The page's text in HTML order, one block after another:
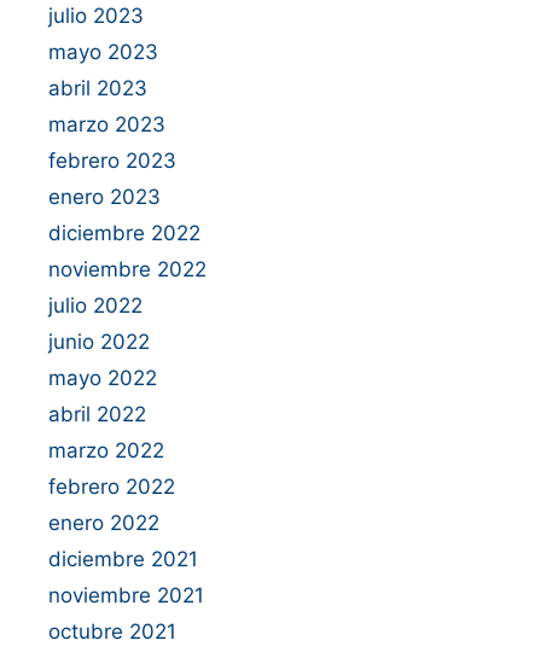
julio 2023
mayo 2023
abril 2023
marzo 2023
febrero 2023
enero 2023
diciembre 2022
noviembre 2022
julio 2022
junio 2022
mayo 2022
abril 2022
marzo 2022
febrero 2022
enero 2022
diciembre 2021
noviembre 2021
octubre 2021